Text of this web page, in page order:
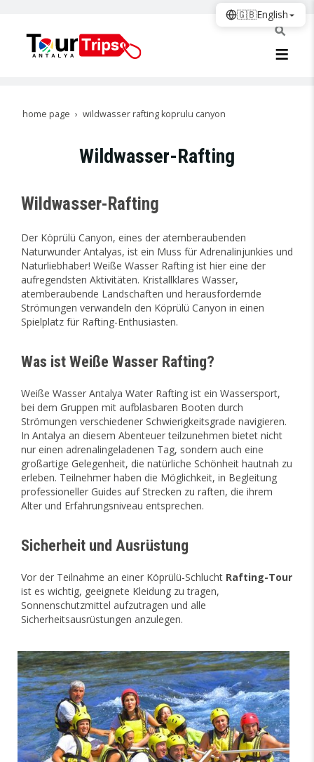
home page wildwasser rafting koprulu canyon
Wildwasser-Rafting
Wildwasser-Rafting
Der Köprülü Canyon, eines der atemberaubenden
Naturwunder Antalyas, ist ein Muss für Adrenalinjunkies und
Naturliebhaber! Weiße Wasser Rafting ist hier eine der
aufregendsten Aktivitäten. Kristallklares Wasser,
atemberaubende Landschaften und herausfordernde
Strömungen verwandeln den Köprülü Canyon in einen
Spielplatz für Rafting-Enthusiasten.
Was ist Weiße Wasser Rafting?
Weiße Wasser Antalya Water Rafting ist ein Wassersport,
bei dem Gruppen mit aufblasbaren Booten durch
Strömungen verschiedener Schwierigkeitsgrade navigieren.
In Antalya an diesem Abenteuer teilzunehmen bietet nicht
nur einen adrenalingeladenen Tag, sondern auch eine
großartige Gelegenheit, die natürliche Schönheit hautnah zu
erleben. Teilnehmer haben die Möglichkeit, in Begleitung
professioneller Guides auf Strecken zu raften, die ihrem
Alter und Erfahrungsniveau entsprechen.
Sicherheit und Ausrüstung
Vor der Teilnahme an einer Köprülü-Schlucht Rafting-Tour
ist es wichtig, geeignete Kleidung zu tragen,
Sonnenschutzmittel aufzutragen und alle
Sicherheitsausrüstungen anzulegen.
🇬🇧English